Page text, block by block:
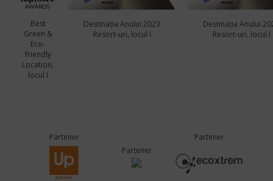
Best
Green &
Eco-
friendly
Location,
locul I
Destinația Anului 2023
Resort-uri, locul I
Destinația Anului
Resort-uri, locul I
Partener
Partener
Partener